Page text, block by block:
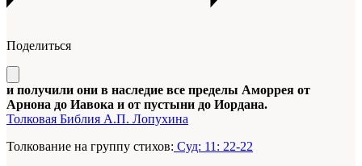
Поделиться
и получили они в наследие все пределы Аморрея от
Арнона до Иавока и от пустыни до Иордана.
Толковая Библия А.П. Лопухина
Толкование на группу стихов: Суд: 11: 22-22